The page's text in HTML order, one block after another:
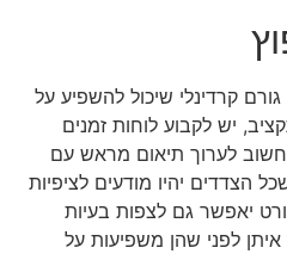
גורם קרדינלי שיכול להשפיע על
יש לקבוע לוחות זמנים
לערוך תיאום מראש עם
הצדדים יהיו מודעים לציפיות
יאפשר גם לצפות בעיות
לפני שהן משפיעות על